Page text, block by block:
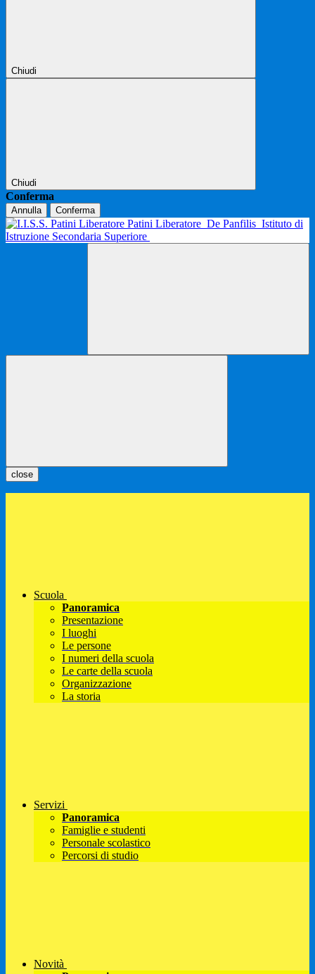
Chiudi
Chiudi
Conferma
Annulla Conferma
Patini Liberatore De Panfilis Istituto di
Istruzione Secondaria Superiore
close
Scuola
Panoramica
Presentazione
I luoghi
Le persone
I numeri della scuola
Le carte della scuola
Organizzazione
La storia
Servizi
Panoramica
Famiglie e studenti
Personale scolastico
Percorsi di studio
Novità